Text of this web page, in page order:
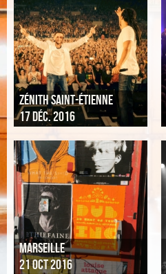
ZÉNITH SAINT-ÉTIENNE
17 DÉC. 2016
MARSEILLE
21 OCT 2016